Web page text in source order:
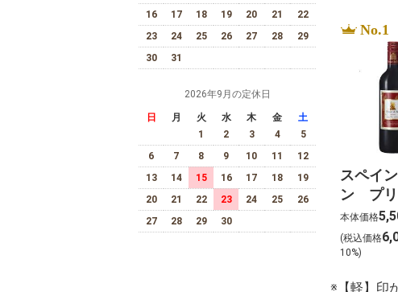
16
17 18 19 20 21
22
23
24 25 26 27 28
29
30
31
2026年9月の定休日
日 月 火 水 木 金
土
1
2 3 4
5
6
7 8 9 10 11
12
13
14 15 16 17 18
19
20
21 22 23 24 25
26
27
28 29 30
No.1
スペイ
ン プリ
デ・バオ
（赤）
本体価格
(税込価格
10%)
※【軽】印